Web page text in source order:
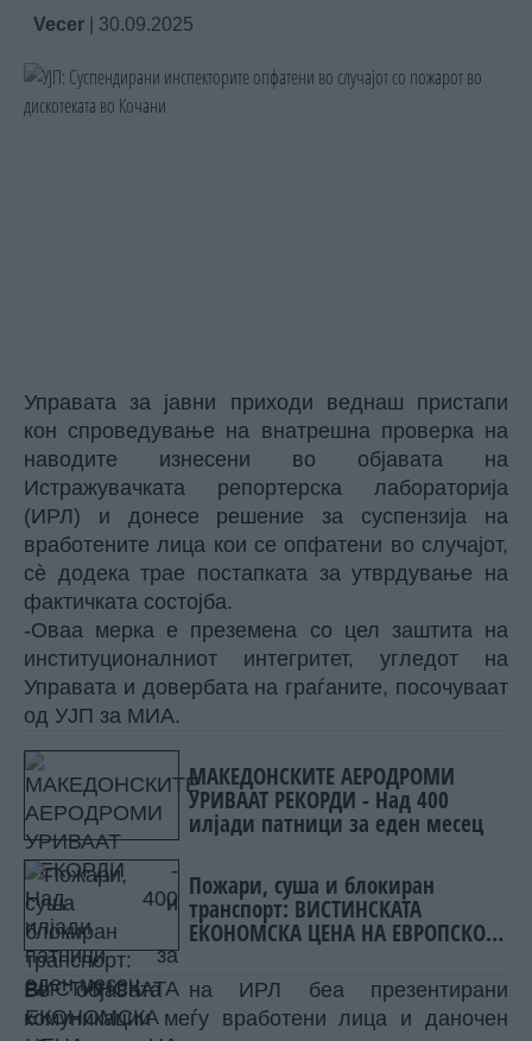
Vecer 30.09.2025
Управата за јавни приходи веднаш пристапи
кон спроведување на внатрешна проверка на
наводите изнесени во објавата на
Истражувачката репортерска лабораторија
(ИРЛ) и донесе решение за суспензија на
вработените лица кои се опфатени во случајот,
сè додека трае постапката за утврдување на
фактичката состојба.
-Оваа мерка е преземена со цел заштита на
институционалниот интегритет, угледот на
Управата и довербата на граѓаните, посочуваат
од УЈП за МИА.
МАКЕДОНСКИТЕ АЕРОДРОМИ
УРИВААТ РЕКОРДИ - Над 400
илјади патници за еден месец
Пожари, суша и блокиран
транспорт: ВИСТИНСКАТА
ЕКОНОМСКА ЦЕНА НА ЕВРОПСКОТО
Во објавата на ИРЛ беа презентирани
комуникации меѓу вработени лица и даночен